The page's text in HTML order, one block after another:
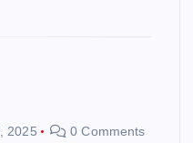
2025 0 Comments